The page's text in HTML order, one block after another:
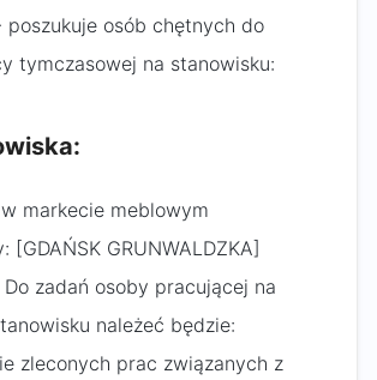
poszukuje osób chętnych do
tymczasowej na stanowisku:
markecie meblowym
[GDAŃSK GRUNWALDZKA]
Do zadań osoby pracującej na
należeć będzie:
zleconych prac związanych z